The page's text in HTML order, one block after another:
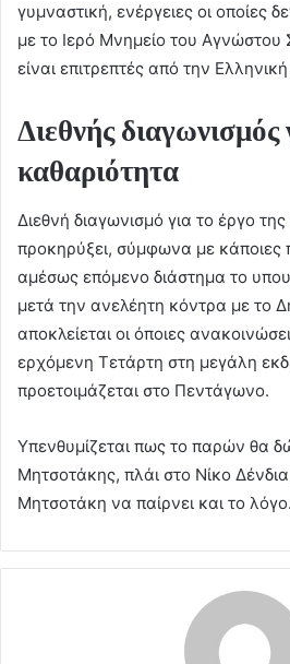
γυμναστική, ενέργειες οι οποίες
με το Ιερό Μνημείο του Αγνώστου
είναι επιτρεπτές από την
Διεθνής διαγωνισμός
καθαριότητα
Διεθνή διαγωνισμό για το έργο
προκηρύξει, σύμφωνα με κάποιες
αμέσως επόμενο διάστημα το
μετά την ανελέητη κόντρα με το
αποκλείεται οι όποιες
ερχόμενη Τετάρτη στη μεγάλη
προετοιμάζεται στο Πεντάγωνο.
Υπενθυμίζεται πως το παρών θα
Μητσοτάκης, πλάι στο Νίκο
Μητσοτάκη να παίρνει και το λόγο.